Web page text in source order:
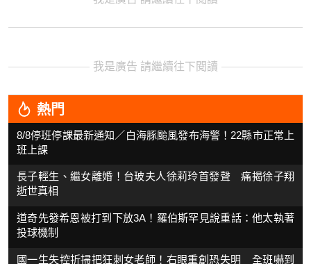
我是廣告 請繼續往下閱讀
熱門
8/8停班停課最新通知／白海豚颱風發布海警！22縣市正常上
班上課
長子輕生、繼女離婚！台玻夫人徐莉玲首發聲 痛揭徐子翔
逝世真相
道奇先發希恩被打到下放3A！羅伯斯罕見說重話：他太執著
投球機制
國一生失控折掃把狂刺女老師！右眼重創恐失明 全班嚇到